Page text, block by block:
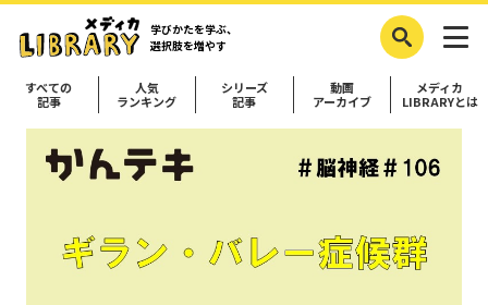
学びかたを学ぶ、
選択肢を増やす
すべての
記事
人気
ランキング
シリーズ
記事
動画
アーカイブ
メディカ
LIBRARYとは